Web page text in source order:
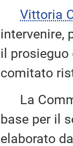
Vittoria
intervenire,
il
comitato
La
base per il
elaborato